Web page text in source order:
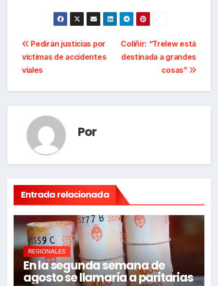
Navegación
de
entradas
Coliñir: “Trelew está
destinada a grandes
cosas”
Pedirán justicias por
víctimas de accidentes
viales
Por
Entrada relacionada
REGIONALES
En la segunda semana de
agosto se llamaría a paritarias